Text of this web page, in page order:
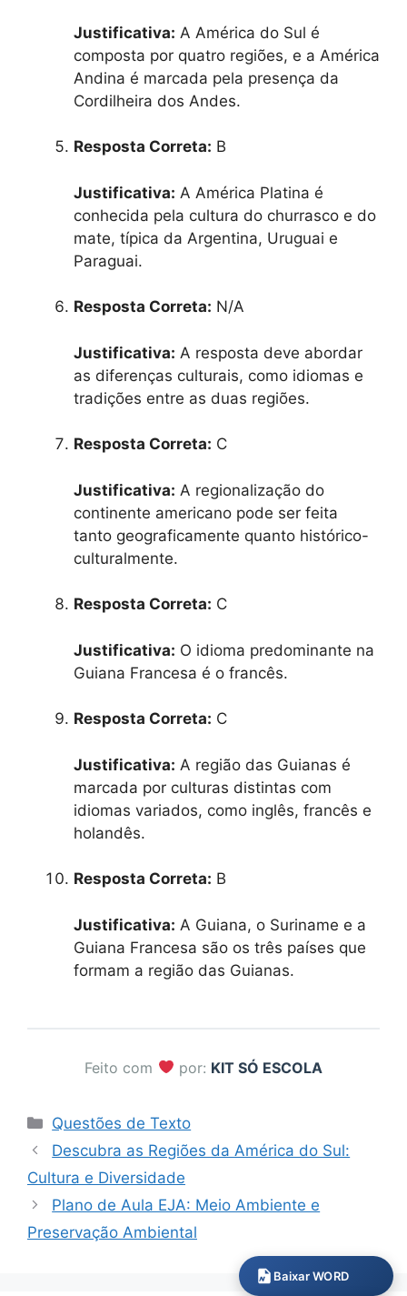
Justificativa: A América do Sul é
composta por quatro regiões, e a América
Andina é marcada pela presença da
Cordilheira dos Andes.
Resposta Correta: B
Justificativa: A América Platina é
conhecida pela cultura do churrasco e do
mate, típica da Argentina, Uruguai e
Paraguai.
Resposta Correta: N/A
Justificativa: A resposta deve abordar
as diferenças culturais, como idiomas e
tradições entre as duas regiões.
Resposta Correta: C
Justificativa: A regionalização do
continente americano pode ser feita
tanto geograficamente quanto histórico-
culturalmente.
Resposta Correta: C
Justificativa: O idioma predominante na
Guiana Francesa é o francês.
Resposta Correta: C
Justificativa: A região das Guianas é
marcada por culturas distintas com
idiomas variados, como inglês, francês e
holandês.
Resposta Correta: B
Justificativa: A Guiana, o Suriname e a
Guiana Francesa são os três países que
formam a região das Guianas.
Feito com por: KIT SÓ ESCOLA
Categorias
Questões de Texto
Descubra as Regiões da América do Sul:
Cultura e Diversidade
Plano de Aula EJA: Meio Ambiente e
Preservação Ambiental
Baixar WORD